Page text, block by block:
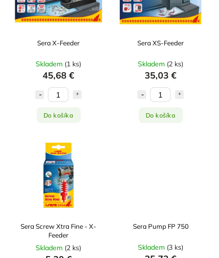
Sera X-Feeder
Skladem (1 ks)
45,68 €
Do košíka
Sera XS-Feeder
Skladem (2 ks)
35,03 €
Do košíka
Sera Screw Xtra Fine - X-
Feeder
Skladem (2 ks)
Sera Pump FP 750
Skladem (3 ks)